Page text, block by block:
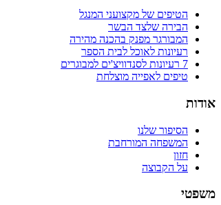
הטיפים של מקצועני המנגל
הבירה שלצד הבשר
המבורגר מפנק בהכנה מהירה
רעיונות לאוכל לבית הספר
7 רעיונות לסנדוויצ'ים למבוגרים
טיפים לאפייה מוצלחת
אודות
הסיפור שלנו
המשפחה המורחבת
חזון
על הקבוצה
משפטי